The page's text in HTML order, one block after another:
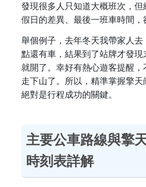
發現很多人只知道大概班次，但
假日的差異、最後一班車時間，
舉個例子，去年冬天我帶家人去
點還有車，結果到了站牌才發現
就開了。幸好有熱心遊客提醒，
走下山了。所以，精準掌握擎天
絕對是行程成功的關鍵。
主要公車路線與擎
時刻表詳解